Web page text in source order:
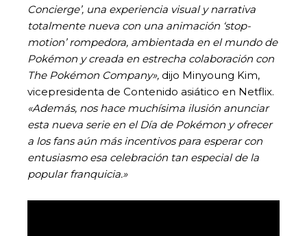
Concierge’, una experiencia visual y narrativa
totalmente nueva con una animación ‘stop-
motion’ rompedora, ambientada en el mundo de
Pokémon y creada en estrecha colaboración con
The Pokémon Company», dijo Minyoung Kim,
vicepresidenta de Contenido asiático en Netflix.
«Además, nos hace muchísima ilusión anunciar
esta nueva serie en el Día de Pokémon y ofrecer
a los fans aún más incentivos para esperar con
entusiasmo esa celebración tan especial de la
popular franquicia.»